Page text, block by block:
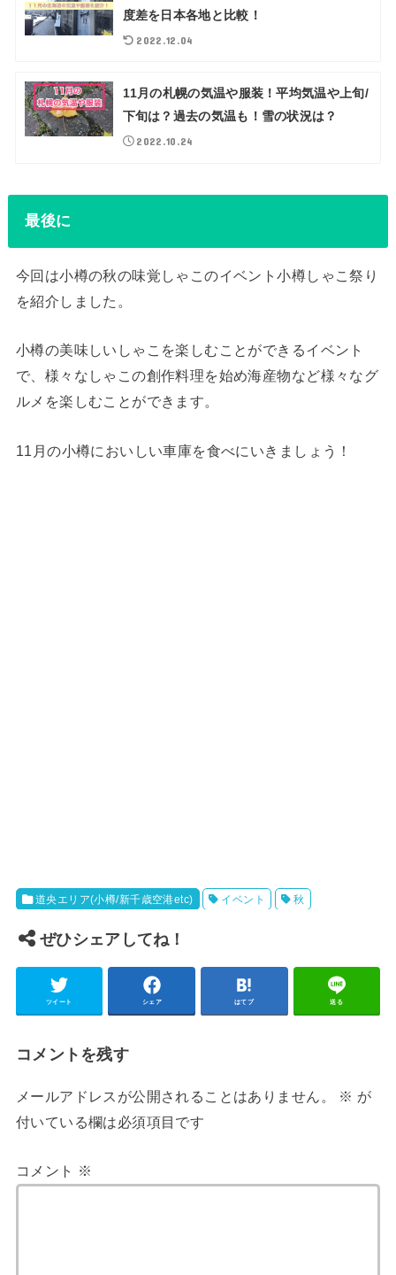
度差を日本各地と比較！
2022.12.04
11月の札幌の気温や服装！平均気温や上旬/
下旬は？過去の気温も！雪の状況は？
2022.10.24
最後に
今回は小樽の秋の味覚しゃこのイベント小樽しゃこ祭り
を紹介しました。
小樽の美味しいしゃこを楽しむことができるイベント
で、様々なしゃこの創作料理を始め海産物など様々なグ
ルメを楽しむことができます。
11月の小樽においしい車庫を食べにいきましょう！
道央エリア(小樽/新千歳空港etc) イベント 秋
ぜひシェアしてね！
ツイート シェア はてブ 送る
コメントを残す
メールアドレスが公開されることはありません。 ※ が
付いている欄は必須項目です
コメント ※